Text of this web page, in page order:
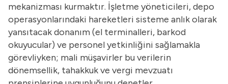
mekanizması kurmaktır. İşletme yöneticileri, depo
operasyonlarındaki hareketleri sisteme anlık olarak
yansıtacak donanım (el terminalleri, barkod
okuyucular) ve personel yetkinliğini sağlamakla
görevliyken; mali müşavirler bu verilerin
dönemsellik, tahakkuk ve vergi mevzuatı